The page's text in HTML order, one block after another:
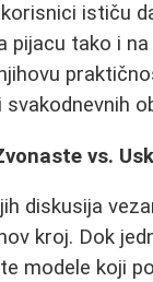
ističu
pijacu tako i
vs.
diskusija
kroj. Dok
modele koji